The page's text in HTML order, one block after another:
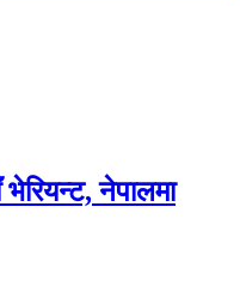
भेरियन्ट, नेपालमा